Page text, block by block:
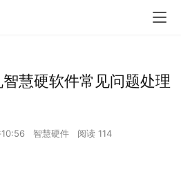
慧硬软件常见问题处理
智慧硬件 阅读 114